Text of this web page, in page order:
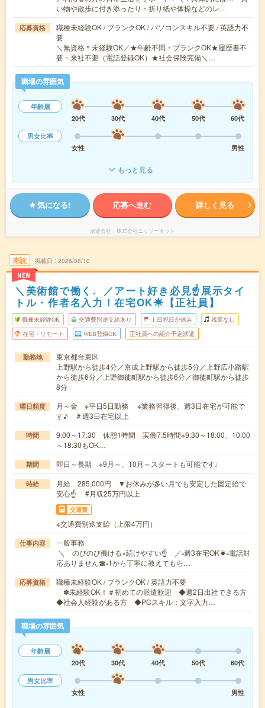
い物や散歩に付き添ったり・折り紙や体操などのレ…
応募資格
職種未経験OK / ブランクOK / パソコンスキル不要 / 英語力不
要
＼無資格＊未経験OK／★年齢不問・ブランクOK★履歴書不
要・来社不要（電話登録OK）★社会保険完備＼…
職場の雰囲気
年齢層
20代
30代 40代 50代
60代
男女比率
女性
男性
もっと見る
気になる! 応募へ進む 詳しく見る
派遣会社 株式会社ニッソーネット
未読
NEW
掲載日 2026/08/10
＼美術館で働く♩／アート好き必見☝展示タイ
トル・作者名入力！在宅OK☀【正社員】
職種未経験OK 交通費別途支給あり 土日祝日が休み 残業なし
在宅・リモート WEB登録OK 正社員への紹介予定派遣
勤務地
東京都台東区
上野駅から徒歩4分／京成上野駅から徒歩5分／上野広小路駅
から徒歩6分／上野御徒町駅から徒歩6分／御徒町駅から徒歩
8分
曜日頻度
月～金 ※平日5日勤務 ※業務習得後、週3日在宅が可能で
す♪ ＃週3日在宅以上
時間
9:00～17:30 休憩1時間 実働7.5時間※9:30～18:00、10:00
～18:30もOK…
期間 即日～長期 ※9月～、10月～スタートも可能です♩
時給
月給 285,000円 ▼お休みが多い月でも安定した固定給で
安心☝ #月収25万円以上
交通費
※交通費別途支給（上限4万円）
仕事内容
一般事務
＼ のびのび働ける×続けやすい☝ ／▫週3在宅OK☀▫電話対
応ありません☎▫1から丁寧に教えてもら…
応募資格
職種未経験OK / ブランクOK / 英語力不要
✽未経験OK！＃初めての派遣歓迎 ◆週2日出社できる方
◆社会人経験がある方 ◆PCスキル：文字入力…
職場の雰囲気
年齢層
20代
30代 40代 50代
60代
男女比率
女性
男性